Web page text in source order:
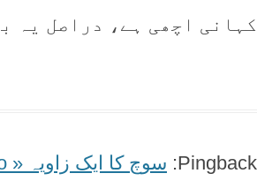
کہانی اچھی ہے، دراصل یہ
Pingback: سوچ کا ایک زاویہ « Jazba Radio